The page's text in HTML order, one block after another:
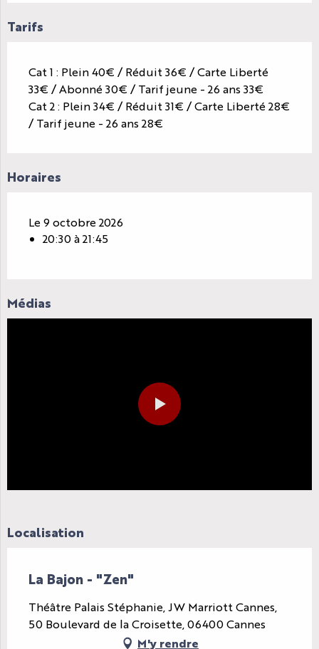
Tarifs
Cat 1 : Plein 40€ / Réduit 36€ / Carte Liberté
33€ / Abonné 30€ / Tarif jeune - 26 ans 33€
Cat 2 : Plein 34€ / Réduit 31€ / Carte Liberté 28€
/ Tarif jeune - 26 ans 28€
Horaires
Le 9 octobre 2026
20:30 à 21:45
Médias
Localisation
La Bajon - "Zen"
Théâtre Palais Stéphanie, JW Marriott Cannes,
50 Boulevard de la Croisette, 06400 Cannes
M'y rendre